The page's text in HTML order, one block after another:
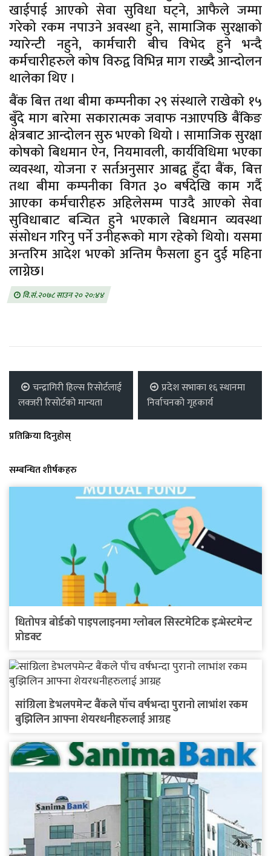
खाईपाई आएको सेवा सुविधा घट्ने, आफैले जम्मा
गरेको रकम नपाउने अवस्था हुने, सामाजिक सुरक्षाको
ग्यारेन्टी नहुने, कार्मचारी बीच विभेद हुने भन्दै
कर्मचारीहरुले कोष विरुद्व विभिन्न माग राख्दै आन्दोलन
थालेका थिए ।
बैंक बित्त तथा बीमा कम्पनीका २९ संस्थाले राखेको १५
बुँदे माग बारेमा सकारात्मक जवाफ नआएपछि बैंकिङ
क्षेत्रबाट आन्दोलन सुरु भएको थियो । सामाजिक सुरक्षा
कोषको बिधमान ऐन, नियमावली, कार्यविधिमा भएका
व्यवस्था, योजना र सर्तअनुसार आबद्व हुँदा बैंक, बित्त
तथा बीमा कम्पनीका विगत ३० बर्षदेखि काम गर्दै
आएका कर्मचारीहरु अहिलेसम्म पाउदै आएको सेवा
सुविधाबाट बन्चित हुने भएकाले बिधमान व्यवस्था
संसोधन गरिनु पर्ने उनीहरूको माग रहेको थियो। यसमा
अन्तरिम आदेश भएको अन्तिम फैसला हुन दुई महिना
लाग्नेछ।
वि.सं.२०७८ साउन २० २०:४४
चन्द्रागिरी हिल्स रिसोर्टलाई
लक्जरी रिसोर्टको मान्यता
प्रदेश सभाका १६ स्थानमा
निर्वाचनको गृहकार्य
प्रतिक्रिया दिनुहोस्
सम्बन्धित शीर्षकहरु
धितोपत्र बोर्डको पाइपलाइनमा ग्लोबल सिस्टमेटिक इन्भेस्टमेन्ट
प्रोडक्ट
सांग्रिला डेभलपमेन्ट बैंकले पाँच वर्षभन्दा पुरानो लाभांश रकम
बुझिलिन आफ्ना शेयरधनीहरुलाई आग्रह